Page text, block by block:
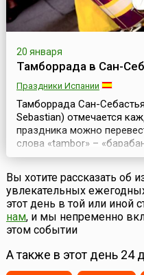
20 января
Тамборрада в Сан-
Праздники Испании
Тамборрада Сан-
Sebastian) отмечается
праздника можно
слова «tambor» –
Тамборрада – это день
инструментов. Жители
праздник покровителю
Себастьяну.Существуют
происхождения этого
Вы хотите рассказать об
увлекательных
этот день в той или иной
нам, и мы непременно
этом событии
А также в этот день 24